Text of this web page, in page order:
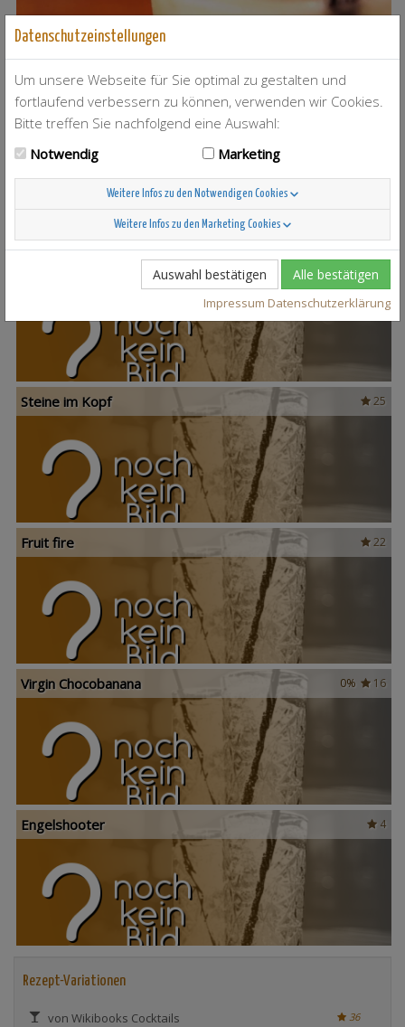
T-Berry
37
Scandinavian Sunshine
25
Steine im Kopf
22
Fruit fire
16
0%
Virgin Chocobanana
4
Engelshooter
Rezept-Variationen
von Wikibooks Cocktails 36
Datenschutzeinstellungen
Um unsere Webseite für Sie optimal zu gestalten und
fortlaufend verbessern zu können, verwenden wir Cookies.
Bitte treffen Sie nachfolgend eine Auswahl:
Notwendig
Marketing
Weitere Infos zu den Notwendigen Cookies
Weitere Infos zu den Marketing Cookies
Auswahl bestätigen Alle bestätigen
Impressum Datenschutzerklärung